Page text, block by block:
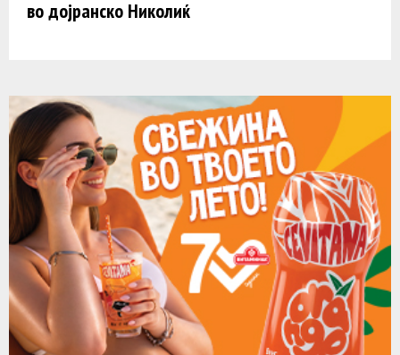
во дојранско Николиќ